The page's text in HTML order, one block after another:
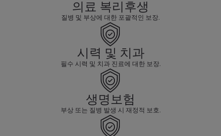
의료 복리후생
질병 및 부상에 대한 포괄적인 보장.
시력 및 치과
필수 시력 및 치과 진료에 대한 보장.
생명보험
부상 또는 질병 발생 시 재정적 보호.